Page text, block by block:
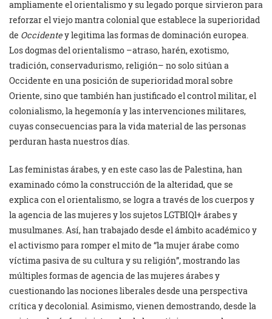
ampliamente el orientalismo y su legado porque sirvieron para
reforzar el viejo mantra colonial que establece la superioridad
de Occidentey legitima las formas de dominación europea.
Los dogmas del orientalismo –atraso, harén, exotismo,
tradición, conservadurismo, religión– no solo sitúan a
Occidente en una posición de superioridad moral sobre
Oriente, sino que también han justificado el control militar, el
colonialismo, la hegemonía y las intervenciones militares,
cuyas consecuencias para la vida material de las personas
perduran hasta nuestros días.
Las feministas árabes, y en este caso las de Palestina, han
examinado cómo la construcción de la alteridad, que se
explica con el orientalismo, se logra a través de los cuerpos y
la agencia de las mujeres y los sujetos LGTBIQl+ árabes y
musulmanes. Así, han trabajado desde el ámbito académico y
el activismo para romper el mito de “la mujer árabe como
víctima pasiva de su cultura y su religión”, mostrando las
múltiples formas de agencia de las mujeres árabes y
cuestionando las nociones liberales desde una perspectiva
crítica y decolonial. Asimismo, vienen demostrando, desde la